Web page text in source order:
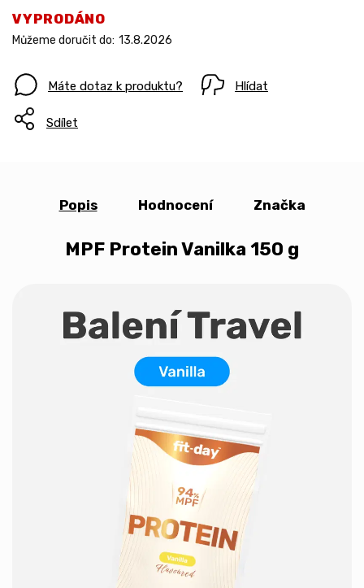
VYPRODÁNO
Můžeme doručit do: 13.8.2026
Máte dotaz k produktu? Hlídat
Sdílet
Popis Hodnocení Značka
MPF Protein Vanilka 150 g